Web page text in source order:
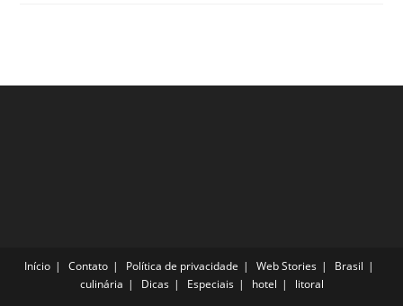
Viajando
Início Contato Política de privacidade Web Stories
Brasil
culinária
Dicas Especiais hotel litoral